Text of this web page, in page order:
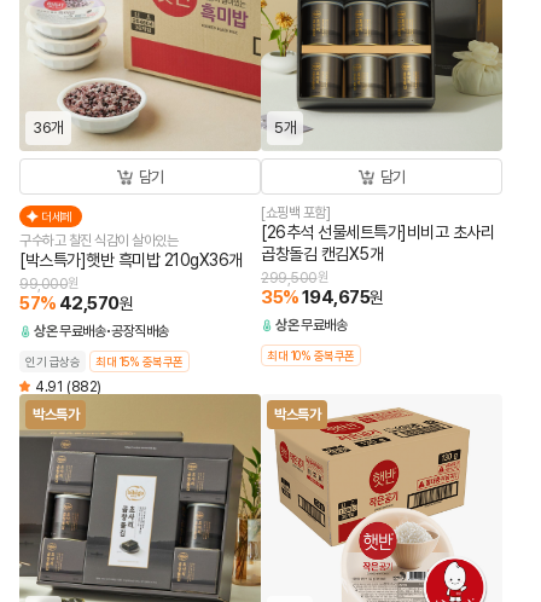
36개
담기
더세페
구수하고 찰진 식감이 살아있는
[박스특가]햇반 흑미밥 210gX36개
99,000원
57% 42,570원
상온무료배송 공장직배송
인기 급상승 최대 15% 중복쿠폰
4.91 (882)
5개
담기
[쇼핑백 포함]
[26추석 선물세트특가]비비고 초사리
곱창돌김 캔김X5개
299,500원
35%194,675원
상온무료배송
최대 10% 중복쿠폰
박스특가 박스특가